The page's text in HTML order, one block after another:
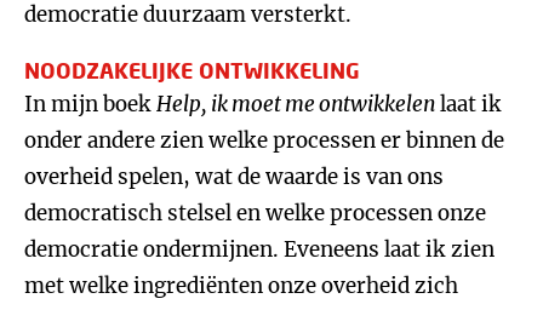
democratie duurzaam versterkt.
NOODZAKELIJKE ONTWIKKELING
In mijn boekHelp, ik moet me ontwikkelenlaat ik
onder andere zien welke processen er binnen de
overheid spelen, wat de waarde is van ons
democratisch stelsel en welke processen onze
democratie ondermijnen. Eveneens laat ik zien
met welke ingrediënten onze overheid zich